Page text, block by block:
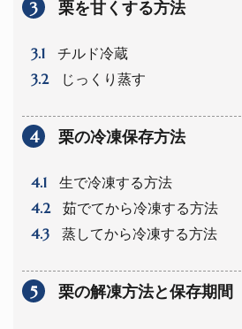
3 栗を甘くする方法
3.1 チルド冷蔵
3.2 じっくり蒸す
4 栗の冷凍保存方法
4.1 生で冷凍する方法
4.2 茹でてから冷凍する方法
4.3 蒸してから冷凍する方法
5 栗の解凍方法と保存期間